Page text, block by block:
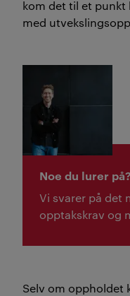
kom det til et punkt
med
Noe du lurer på?
Vi svarer på det
opptakskrav og
Selv om oppholdet